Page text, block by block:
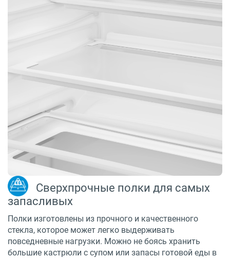
Сверхпрочные полки для самых
запасливых
Полки изготовлены из прочного и качественного
стекла, которое может легко выдерживать
повседневные нагрузки. Можно не боясь хранить
большие кастрюли с супом или запасы готовой еды в